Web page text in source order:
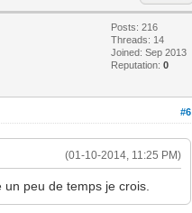
Posts: 216
Threads: 14
Joined: Sep 2013
Reputation:0
#6
(01-10-2014, 11:25 PM)
peu de temps je crois.